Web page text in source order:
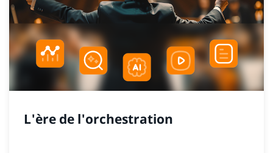
L'ère de l'orchestration